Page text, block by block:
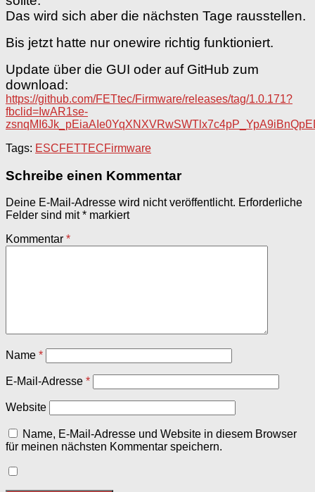
Das wird sich aber die nächsten Tage rausstellen.
Bis jetzt hatte nur onewire richtig funktioniert.
Update über die GUI oder auf GitHub zum
download:
https://github.com/FETtec/Firmware/releases/tag/1.0.171?
fbclid=IwAR1se-
Tags: ESCFETTECFirmware
Schreibe einen Kommentar
Deine E-Mail-Adresse wird nicht veröffentlicht. Erforderliche
Felder sind mit* markiert
Kommentar *
Name *
E-Mail-Adresse *
Website
Name, E-Mail-Adresse und Website in diesem Browser
für meinen nächsten Kommentar speichern.